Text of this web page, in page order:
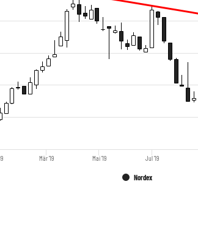
Nordex
Jul '19
Mär '19 Mai '19